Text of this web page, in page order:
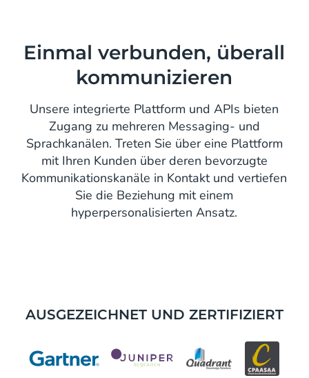
Einmal verbunden, überall
kommunizieren
Unsere integrierte Plattform und APIs bieten
Zugang zu mehreren Messaging- und
Sprachkanälen. Treten Sie über eine Plattform
mit Ihren Kunden über deren bevorzugte
Kommunikationskanäle in Kontakt und vertiefen
Sie die Beziehung mit einem
hyperpersonalisierten Ansatz.
AUSGEZEICHNET UND ZERTIFIZIERT